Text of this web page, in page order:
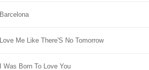
Barcelona
Love Me Like There'S No Tomorrow
I Was Born To Love You